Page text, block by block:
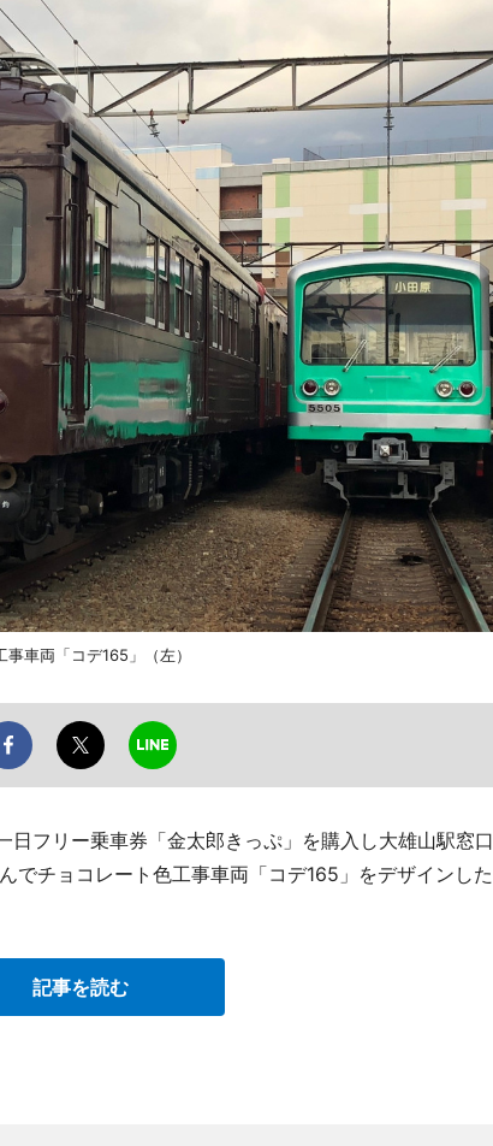
車両「コデ165」（左）
フリー乗車券「金太郎きっぷ」を購入し大雄山駅窓口
でチョコレート色工事車両「コデ165」をデザインした
記事を読む